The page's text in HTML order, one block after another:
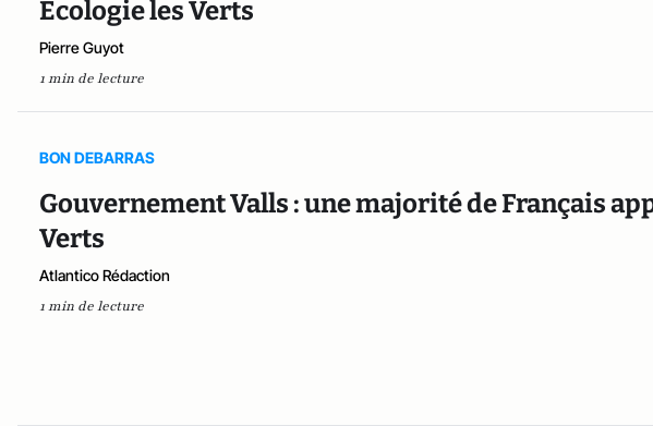
Ecologie les Verts
Pierre Guyot
1 min de lecture
BON DEBARRAS
Gouvernement Valls : une majorité de Français
Verts
Atlantico Rédaction
1 min de lecture